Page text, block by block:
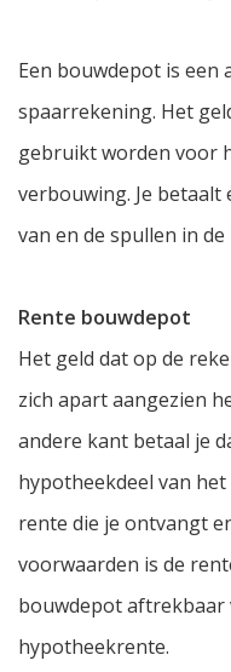
Een bouwdepot is een
spaarrekening. Het
gebruikt worden voor
verbouwing. Je
van en de spullen in
Rente bouwdepot
Het geld dat op de
zich apart aangezien
andere kant betaal je
hypotheekdeel van
rente die je ontvangt
voorwaarden is de
bouwdepot aftrekbaar
hypotheekrente.